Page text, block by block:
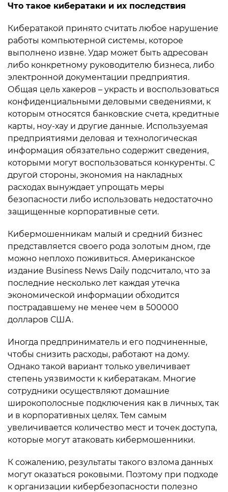
Что такое кибератаки и их последствия
Кибератакой принято считать любое нарушение
работы компьютерной системы, которое
выполнено извне. Удар может быть адресован
либо конкретному руководителю бизнеса, либо
электронной документации предприятия.
Общая цель хакеров – украсть и воспользоваться
конфиденциальными деловыми сведениями, к
которым относятся банковские счета, кредитные
карты, ноу-хау и другие данные. Используемая
предприятиями деловая и технологическая
информация обязательно содержит сведения,
которыми могут воспользоваться конкуренты. С
другой стороны, экономия на накладных
расходах вынуждает упрощать меры
безопасности либо использовать недостаточно
защищенные корпоративные сети.
Кибермошенникам малый и средний бизнес
представляется своего рода золотым дном, где
можно неплохо поживиться. Американское
издание Business News Daily подсчитало, что за
последние несколько лет каждая утечка
экономической информации обходится
пострадавшему не менее чем в 500000
долларов США.
Иногда предприниматель и его подчиненные,
чтобы снизить расходы, работают на дому.
Однако такой вариант только увеличивает
степень уязвимости к кибератакам. Многие
сотрудники осуществляют домашние
широкополосные подключения как в личных, так
и в корпоративных целях. Тем самым
увеличивается количество мест и точек доступа,
которые могут атаковать кибермошенники.
К сожалению, результаты такого взлома данных
могут оказаться роковыми. Поэтому при подходе
к организации кибербезопасности полезно